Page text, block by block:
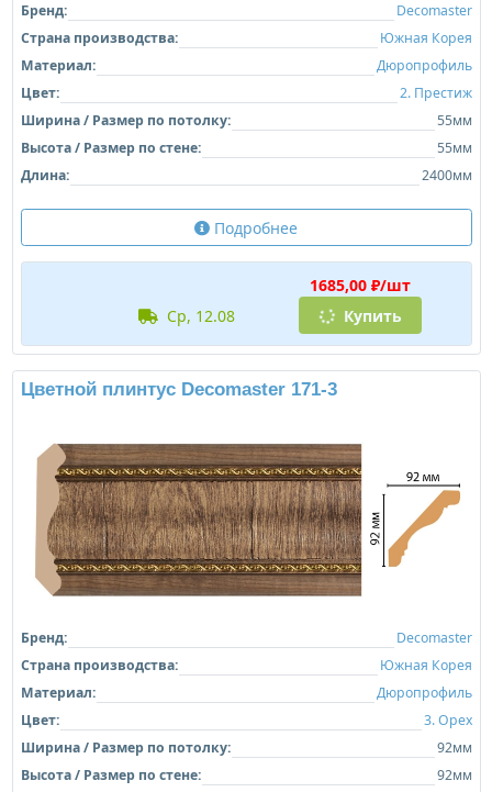
Бренд:
Decomaster
Страна производства:
Южная Корея
Материал:
Дюропрофиль
Цвет:
2. Престиж
Ширина / Размер по потолку:
55мм
Высота / Размер по стене:
55мм
Длина:
2400мм
Подробнее
1685,00 ₽/шт
ср, 12.08
Купить
Цветной плинтус Decomaster 171-3
Бренд:
Decomaster
Страна производства:
Южная Корея
Материал:
Дюропрофиль
Цвет:
3. Орех
Ширина / Размер по потолку:
92мм
Высота / Размер по стене:
92мм